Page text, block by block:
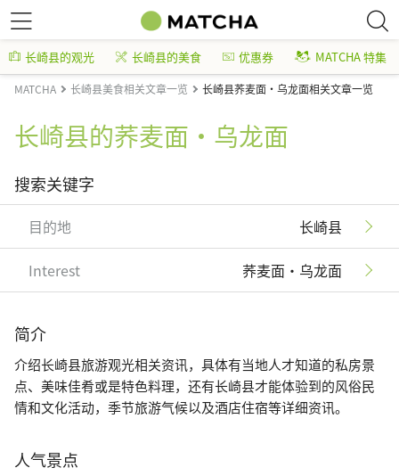
长崎县的观光 长崎县的美食 优惠券 MATCHA 特集
MATCHA 长崎县美食相关文章一览 长崎县荞麦面・乌龙面相关文章一览
长崎县的荞麦面・乌龙面
搜索关键字
目的地 长崎县
Interest 荞麦面・乌龙面
简介
介绍长崎县旅游观光相关资讯，具体有当地人才知道的私房景
点、美味佳肴或是特色料理，还有长崎县才能体验到的风俗民
情和文化活动，季节旅游气候以及酒店住宿等详细资讯。
人气景点